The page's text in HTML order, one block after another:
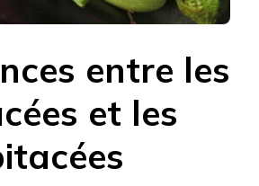
entre les
et les